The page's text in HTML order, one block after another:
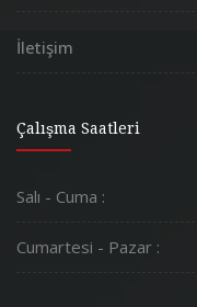
İletişim
Çalışma Saatleri
Salı - Cuma :
Cumartesi - Pazar :